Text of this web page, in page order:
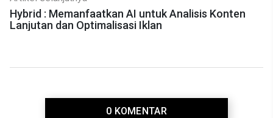
Hybrid : Memanfaatkan AI untuk Analisis Konten
Lanjutan dan Optimalisasi Iklan
0 KOMENTAR